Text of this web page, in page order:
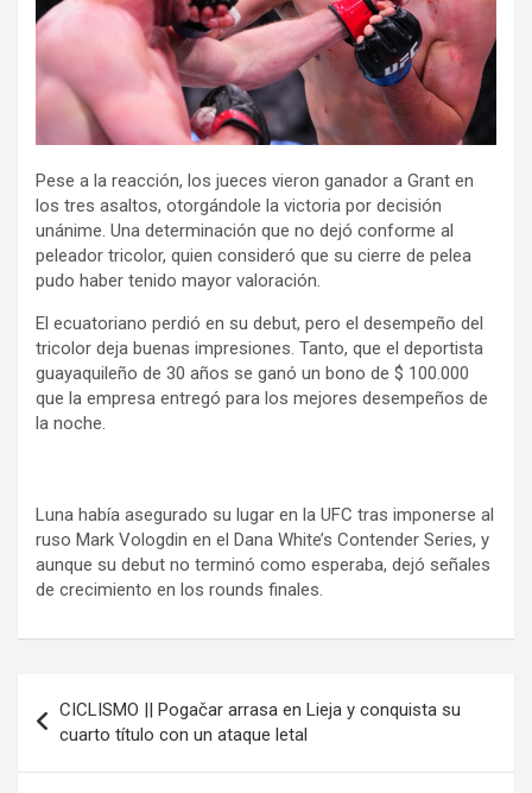
Pese a la reacción, los jueces vieron ganador a Grant en
los tres asaltos, otorgándole la victoria por decisión
unánime. Una determinación que no dejó conforme al
peleador tricolor, quien consideró que su cierre de pelea
pudo haber tenido mayor valoración.
El ecuatoriano perdió en su debut, pero el desempeño del
tricolor deja buenas impresiones. Tanto, que el deportista
guayaquileño de 30 años se ganó un bono de $ 100.000
que la empresa entregó para los mejores desempeños de
la noche.
Luna había asegurado su lugar en la UFC tras imponerse al
ruso Mark Vologdin en el Dana White’s Contender Series, y
aunque su debut no terminó como esperaba, dejó señales
de crecimiento en los rounds finales.
de
entradas
CICLISMO || Pogačar arrasa en Lieja y conquista su
cuarto título con un ataque letal